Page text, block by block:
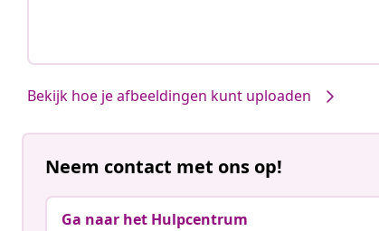
Bekijk hoe je afbeeldingen kunt uploaden
Neem contact met ons op!
Ga naar het Hulpcentrum